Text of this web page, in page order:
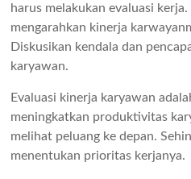
harus melakukan evaluasi
mengarahkan kinerja
Diskusikan kendala dan
karyawan.
Evaluasi kinerja karyawan
meningkatkan produktivitas
melihat peluang ke depan.
menentukan prioritas kerjanya.